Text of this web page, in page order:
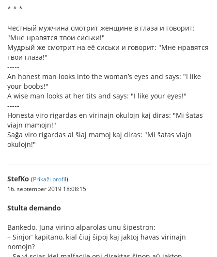
* * *
Честный мужчина смотрит женщине в глаза и говорит:
"Мне нравятся твои сиськи!"
Мудрый же смотрит на её сиськи и говорит: "Мне нравятся
твои глаза!"
-----
An honest man looks into the woman’s eyes and says: "I like
your boobs!"
A wise man looks at her tits and says: "I like your eyes!"
-----
Honesta viro rigardas en virinajn okulojn kaj diras: "Mi ŝatas
viajn mamojn!"
Saĝa viro rigardas al ŝiaj mamoj kaj diras: "Mi ŝatas viajn
okulojn!"
StefKo (Prikaži profil)
16. september 2019 18:08:15
Stulta demando
Bankedo. Juna virino alparolas unu ŝipestron:
– Sinjor’ kapitano, kial ĉiuj ŝipoj kaj jaktoj havas virinajn
nomojn?